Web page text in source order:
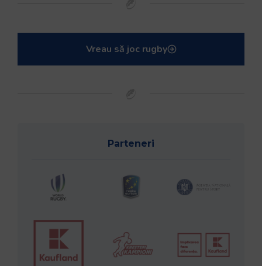
Vreau să joc rugby
Parteneri